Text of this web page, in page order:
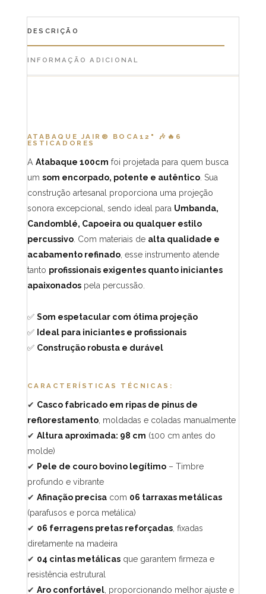
DESCRIÇÃO
INFORMAÇÃO ADICIONAL
ATABAQUE JAIR® BOCA12" 🎶🔥 6
ESTICADORES
A Atabaque 100cm foi projetada para quem busca
um som encorpado, potente e autêntico. Sua
construção artesanal proporciona uma projeção
sonora excepcional, sendo ideal para Umbanda,
Candomblé, Capoeira ou qualquer estilo
percussivo. Com materiais de alta qualidade e
acabamento refinado, esse instrumento atende
tanto profissionais exigentes quanto iniciantes
apaixonadospela percussão.
✅ Som espetacular com ótima projeção
✅ Ideal para iniciantes e profissionais
✅ Construção robusta e durável
CARACTERÍSTICAS TÉCNICAS:
✔ Casco fabricado em ripas de pinus de
reflorestamento, moldadas e coladas manualmente
✔ Altura aproximada: 98 cm (100 cm antes do
molde)
✔ Pele de couro bovino legítimo– Timbre
profundo e vibrante
✔ Afinação precisacom 06 tarraxas metálicas
(parafusos e porca metálica)
✔ 06 ferragens pretas reforçadas, fixadas
diretamente na madeira
✔ 04 cintas metálicasque garantem firmeza e
resistência estrutural
✔ Aro confortável, proporcionando melhor ajuste e